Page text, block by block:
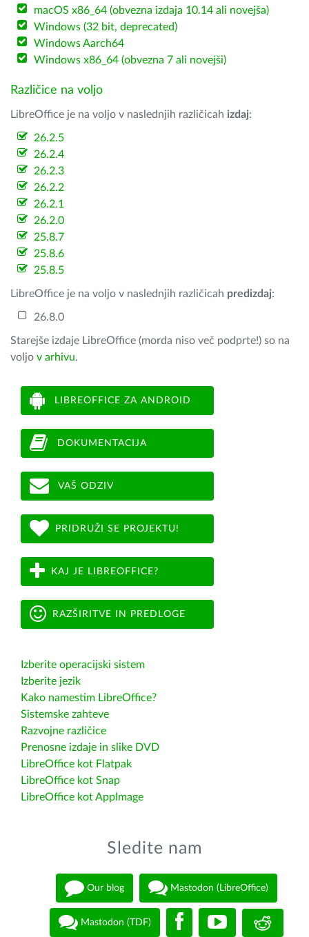
macOS x86_64 (obvezna izdaja 10.14 ali novejša)
Windows (32 bit, deprecated)
Windows Aarch64
Windows x86_64 (obvezna 7 ali novejši)
Različice na voljo
LibreOffice je na voljo v naslednjih različicah izdaj:
26.2.5
26.2.4
26.2.3
26.2.2
26.2.1
26.2.0
25.8.7
25.8.6
25.8.5
LibreOffice je na voljo v naslednjih različicah predizdaj:
26.8.0
Starejše izdaje LibreOffice (morda niso več podprte!) so na
voljo v arhivu.
LIBREOFFICE ZA ANDROID
DOKUMENTACIJA
VAŠ ODZIV
PRIDRUŽI SE PROJEKTU!
KAJ JE LIBREOFFICE?
RAZŠIRITVE IN PREDLOGE
Izberite operacijski sistem
Izberite jezik
Kako namestim LibreOffice?
Sistemske zahteve
Razvojne različice
Prenosne izdaje in slike DVD
LibreOffice kot Flatpak
LibreOffice kot Snap
LibreOffice kot AppImage
Sledite nam
Our blog Mastodon (LibreOffice)
Mastodon (TDF)